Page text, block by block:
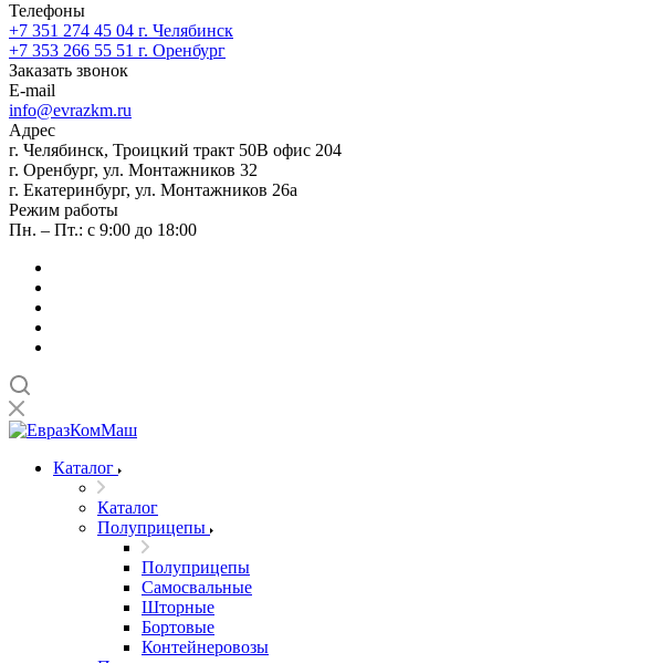
Телефоны
+7 351 274 45 04 г. Челябинск
+7 353 266 55 51 г. Оренбург
Заказать звонок
E-mail
info@evrazkm.ru
Адрес
г. Челябинск, Троицкий тракт 50В офис 204
г. Оренбург, ул. Монтажников 32
г. Екатеринбург, ул. Монтажников 26а
Режим работы
Пн. – Пт.: с 9:00 до 18:00
Каталог
Каталог
Полуприцепы
Полуприцепы
Самосвальные
Шторные
Бортовые
Контейнеровозы